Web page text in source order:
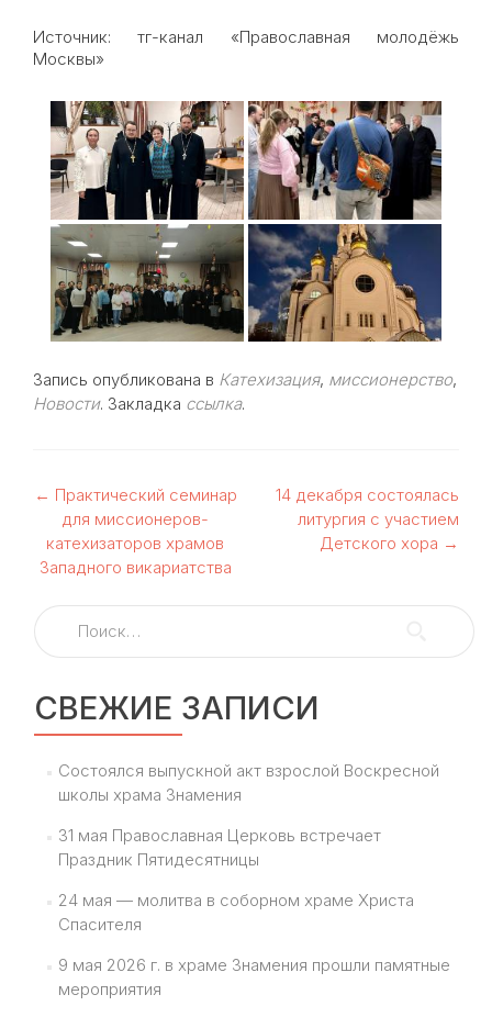
Источник: тг-канал «Православная молодёжь
Москвы»
Запись опубликована в Катехизация, миссионерство,
Новости. Закладка ссылка.
Навигация
по
записям
← Практический семинар
для миссионеров-
катехизаторов храмов
Западного викариатства
14 декабря состоялась
литургия с участием
Детского хора →
Найти:
СВЕЖИЕ ЗАПИСИ
Состоялся выпускной акт взрослой Воскресной
школы храма Знамения
31 мая Православная Церковь встречает
Праздник Пятидесятницы
24 мая — молитва в соборном храме Христа
Спасителя
9 мая 2026 г. в храме Знамения прошли памятные
мероприятия